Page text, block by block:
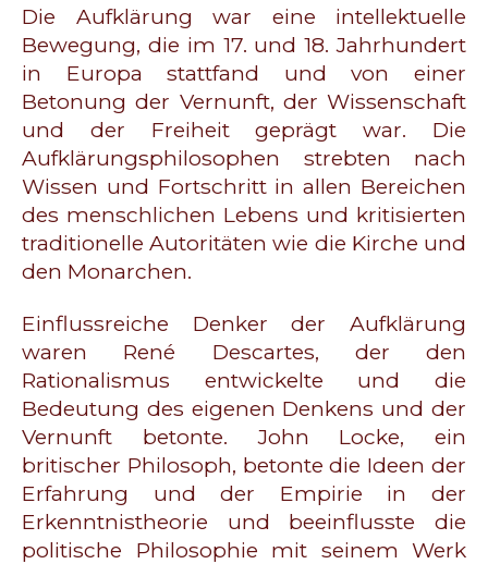
Die Aufklärung war eine intellektuelle
Bewegung, die im 17. und 18. Jahrhundert
in Europa stattfand und von einer
Betonung der Vernunft, der Wissenschaft
und der Freiheit geprägt war. Die
Aufklärungsphilosophen strebten nach
Wissen und Fortschritt in allen Bereichen
des menschlichen Lebens und kritisierten
traditionelle Autoritäten wie die Kirche und
den Monarchen.
Einflussreiche Denker der Aufklärung
waren René Descartes, der den
Rationalismus entwickelte und die
Bedeutung des eigenen Denkens und der
Vernunft betonte. John Locke, ein
britischer Philosoph, betonte die Ideen der
Erfahrung und der Empirie in der
Erkenntnistheorie und beeinflusste die
politische Philosophie mit seinem Werk